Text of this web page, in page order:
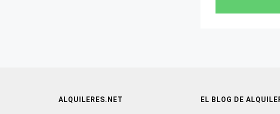
ALQUILERES.NET EL BLOG DE